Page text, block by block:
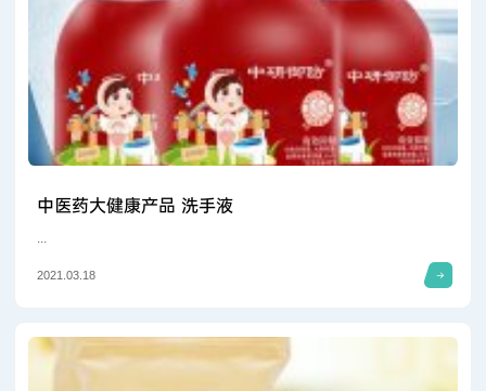
中医药大健康产品 洗手液
...
2021.03.18